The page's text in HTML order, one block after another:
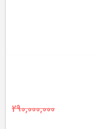
290,000,000